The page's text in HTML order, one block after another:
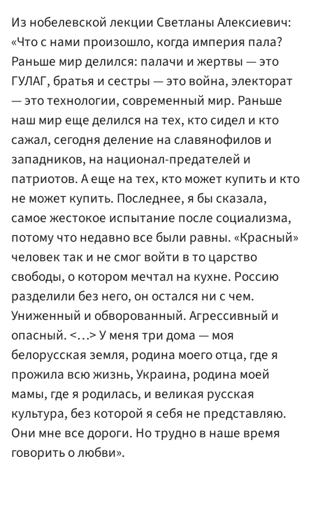
Из нобелевской лекции Светланы Алексиевич:
«Что с нами произошло, когда империя пала?
Раньше мир делился: палачи и жертвы — это
ГУЛАГ, братья и сестры — это война, электорат
— это технологии, современный мир. Раньше
наш мир еще делился на тех, кто сидел и кто
сажал, сегодня деление на славянофилов и
западников, на национал-предателей и
патриотов. А еще на тех, кто может купить и кто
не может купить. Последнее, я бы сказала,
самое жестокое испытание после социализма,
потому что недавно все были равны. «Красный»
человек так и не смог войти в то царство
свободы, о котором мечтал на кухне. Россию
разделили без него, он остался ни с чем.
Униженный и обворованный. Агрессивный и
опасный. <…> У меня три дома — моя
белорусская земля, родина моего отца, где я
прожила всю жизнь, Украина, родина моей
мамы, где я родилась, и великая русская
культура, без которой я себя не представляю.
Они мне все дороги. Но трудно в наше время
говорить о любви».